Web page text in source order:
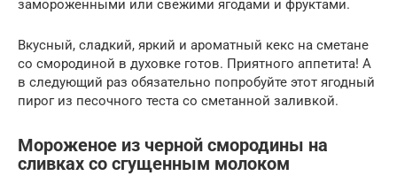
замороженными или свежими ягодами и фруктами.
Вкусный, сладкий, яркий и ароматный кекс на сметане
со смородиной в духовке готов. Приятного аппетита! А
в следующий раз обязательно попробуйте этот ягодный
пирог из песочного теста со сметанной заливкой.
Мороженое из черной смородины на
сливках со сгущенным молоком